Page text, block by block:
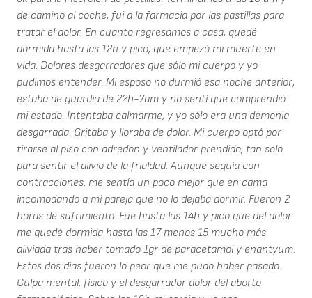
de camino al coche, fui a la farmacia por las pastillas para
tratar el dolor. En cuanto regresamos a casa, quedé
dormida hasta las 12h y pico, que empezó mi muerte en
vida. Dolores desgarradores que sólo mi cuerpo y yo
pudimos entender. Mi esposo no durmió esa noche anterior,
estaba de guardia de 22h-7am y no sentí que comprendió
mi estado. Intentaba calmarme, y yo sólo era una demonia
desgarrada. Gritaba y lloraba de dolor. Mi cuerpo optó por
tirarse al piso con adredón y ventilador prendido, tan solo
para sentir el alivio de la frialdad. Aunque seguía con
contracciones, me sentía un poco mejor que en cama
incomodando a mi pareja que no lo dejaba dormir. Fueron 2
horas de sufrimiento. Fue hasta las 14h y pico que del dolor
me quedé dormida hasta las 17 menos 15 mucho más
aliviada tras haber tomado 1gr de paracetamol y enantyum.
Estos dos días fueron lo peor que me pudo haber pasado.
Culpa mental, física y el desgarrador dolor del aborto